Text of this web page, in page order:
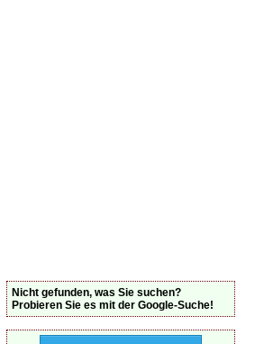
Nicht gefunden, was Sie suchen?
Probieren Sie es mit der Google-Suche!